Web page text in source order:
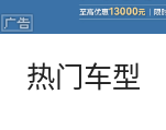
热门车型